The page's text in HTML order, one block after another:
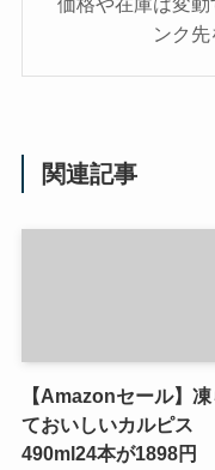
ンク先
関連記事
【Amazonセール】
ておいしいカルピス
490ml24本が1898円